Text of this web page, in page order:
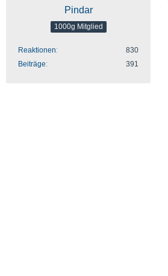
Pindar
1000g Mitglied
Reaktionen
830
Beiträge
391